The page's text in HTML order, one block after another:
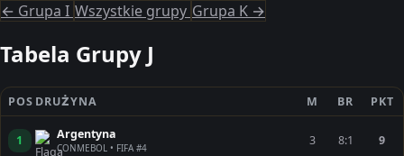
← Grupa I Wszystkie grupy Grupa K →
Tabela Grupy J
POS DRUŻYNA M BR PKT
1 Argentyna
CONMEBOL • FIFA #4 3 8:1 9